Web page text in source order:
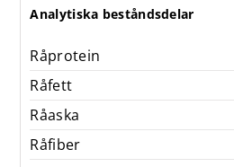
Analytiska beståndsdelar
Råprotein
Råfett
Råaska
Råfiber